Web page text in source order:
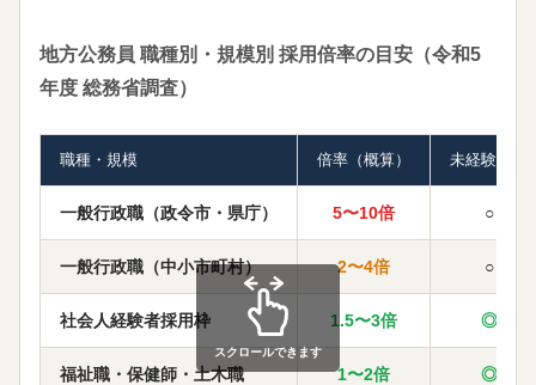
地方公務員 職種別・規模別 採用倍率の目安（令和5
年度 総務省調査）
職種・規模 倍率（概算） 未経験採用
一般行政職（政令市・県庁） 5〜10倍 ○
一般行政職（中小市町村） 2〜4倍 ○
社会人経験者採用枠 1.5〜3倍 ◎
福祉職・保健師・土木職 1〜2倍 ◎
スクロールできます